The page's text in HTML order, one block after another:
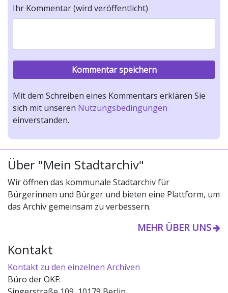
Ihr Kommentar (wird veröffentlicht)
Mit dem Schreiben eines Kommentars erklären Sie
sich mit unseren Nutzungsbedingungen
einverstanden.
Über "Mein Stadtarchiv"
Wir öffnen das kommunale Stadtarchiv für
Bürgerinnen und Bürger und bieten eine Plattform, um
das Archiv gemeinsam zu verbessern.
MEHR ÜBER UNS
Kontakt
Kontakt zu den einzelnen Archiven
Büro der OKF: